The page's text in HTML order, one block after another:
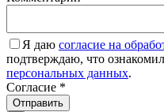
Я даю согласие на
подтверждаю, что
персональных данных.
Согласие *
Отправить